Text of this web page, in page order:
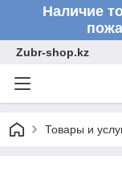
Наличие
Zubr-shop.kz
Товары и